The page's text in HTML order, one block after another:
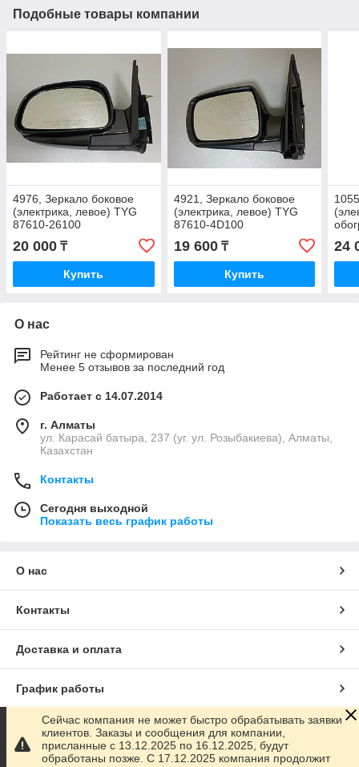
Подобные товары компании
4976, Зеркало боковое
(электрика, левое) TYG
87610-26100
20 000 ₸
Купить
4921, Зеркало боковое
(электрика, левое) TYG
87610-4D100
19 600₸
Купить
24
О нас
Рейтинг не сформирован
Менее 5 отзывов за последний год
Работает с 14.07.2014
г. Алматы
ул. Карасай батыра, 237 (уг. ул. Розыбакиева), Алматы,
Казахстан
Контакты
Сегодня выходной
Показать весь график работы
О нас
Контакты
Доставка и оплата
График работы
Полная версия сайта
Сейчас компания не может быстро обрабатывать заявки
клиентов. Заказы и сообщения для компании,
присланные с 13.12.2025 по 16.12.2025, будут
обработаны позже. С 17.12.2025 компания продолжит